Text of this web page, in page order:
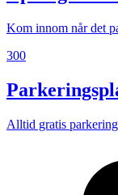
Kom innom når det
300
Alltid gratis parkering